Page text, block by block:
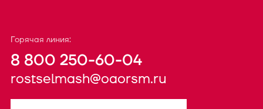
Горячая линия:
8 800 250-60-04
rostselmash@oaorsm.ru